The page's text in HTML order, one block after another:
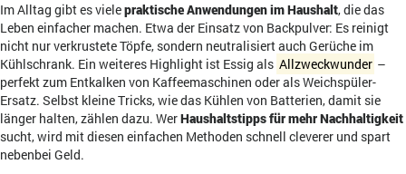
Im Alltag gibt es vielepraktische Anwendungen im Haushalt, die das
Leben einfacher machen. Etwa der Einsatz von Backpulver: Es reinigt
nicht nur verkrustete Töpfe, sondern neutralisiert auch Gerüche im
Kühlschrank. Ein weiteres Highlight ist Essig als Allzweckwunder –
perfekt zum Entkalken von Kaffeemaschinen oder als Weichspüler-
Ersatz. Selbst kleine Tricks, wie das Kühlen von Batterien, damit sie
länger halten, zählen dazu. WerHaushaltstipps für mehr Nachhaltigkeit
sucht, wird mit diesen einfachen Methoden schnell cleverer und spart
nebenbei Geld.